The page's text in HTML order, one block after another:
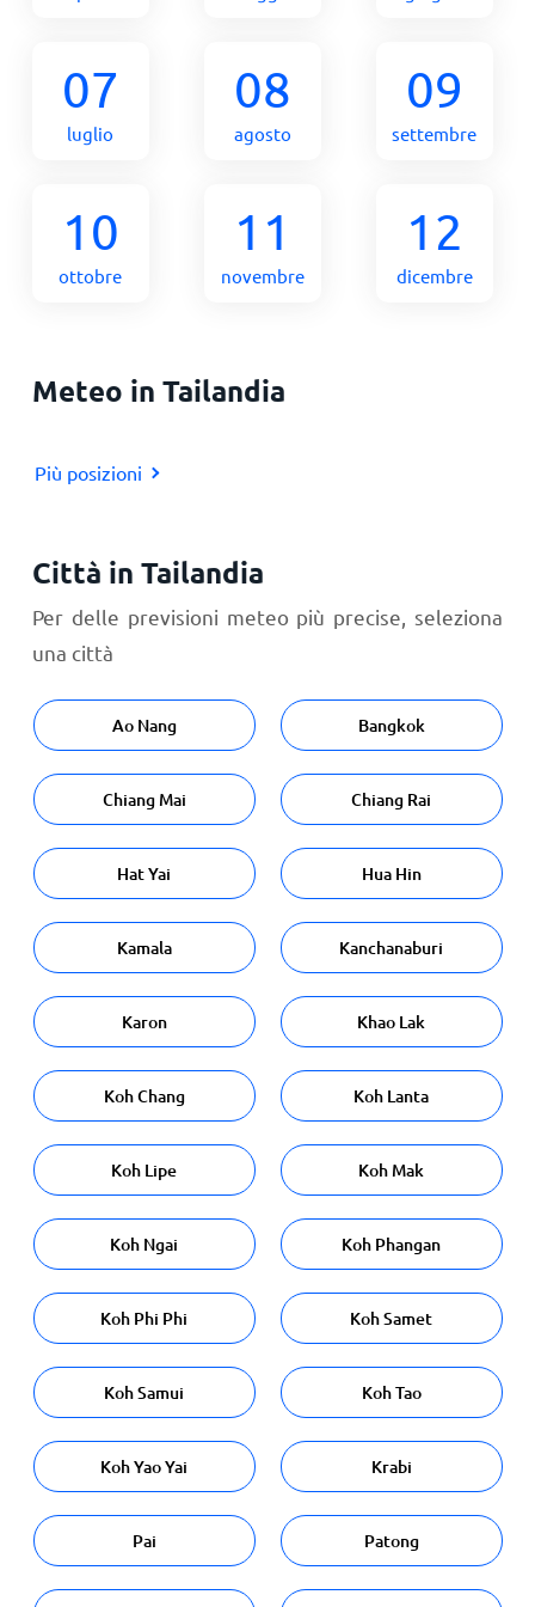
07
luglio
08
agosto
09
settembre
10
ottobre
11
novembre
12
dicembre
Meteo in Tailandia
Più posizioni
Città in Tailandia
Per delle previsioni meteo più precise, seleziona
una città
Ao Nang Bangkok
Chiang Mai Chiang Rai
Hat Yai Hua Hin
Kamala Kanchanaburi
Karon Khao Lak
Koh Chang Koh Lanta
Koh Lipe Koh Mak
Koh Ngai Koh Phangan
Koh Phi Phi Koh Samet
Koh Samui Koh Tao
Koh Yao Yai Krabi
Pai Patong